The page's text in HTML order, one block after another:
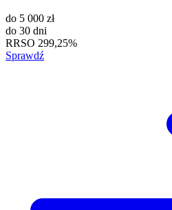
do 5 000 zł
do 30 dni
RRSO 299,25%
Sprawdź